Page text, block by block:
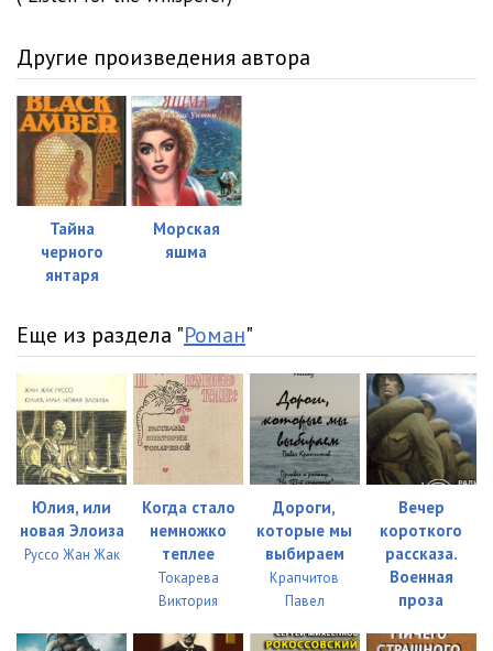
10_01_SHYOpot 21:17
10_02_SHYOpot
10_03_SHYOpot
11_01_SHYOpot
11_02_SHYOpot
12_02_SHYOpot
13_00_SHYOpot 34:45
14_01_SHYOpot 23:38
14_02_SHYOpot 24:25
15_00_SHYOpot 33:13
Другие произведения автора
Тайна
черного
янтаря
Морская
яшма
Еще из раздела "Роман"
Юлия, или
новая Элоиза
Руссо Жан Жак
Когда стало
немножко
теплее
Токарева
Виктория
Дороги,
которые мы
выбираем
Крапчитов
Павел
Вечер
короткого
рассказа.
Военная
проза